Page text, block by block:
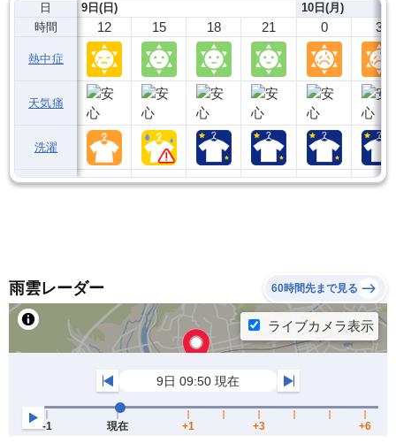
日
時間
熱中症
天気痛
洗濯
9日(日)
12 15 18 21
10日(月)
0 3
雨雲レーダー 60時間先まで見る